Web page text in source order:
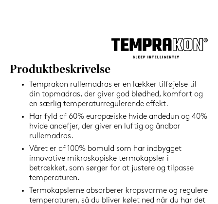
Produktbeskrivelse
Temprakon rullemadras er en lækker tilføjelse til
din topmadras, der giver god blødhed, komfort og
en særlig temperaturregulerende effekt.
Har fyld af 60% europæiske hvide andedun og 40%
hvide andefjer, der giver en luftig og åndbar
rullemadras.
Våret er af 100% bomuld som har indbygget
innovative mikroskopiske termokapsler i
betrækket, som sørger for at justere og tilpasse
temperaturen.
Termokapslerne absorberer kropsvarme og regulere
temperaturen, så du bliver kølet ned når du har det